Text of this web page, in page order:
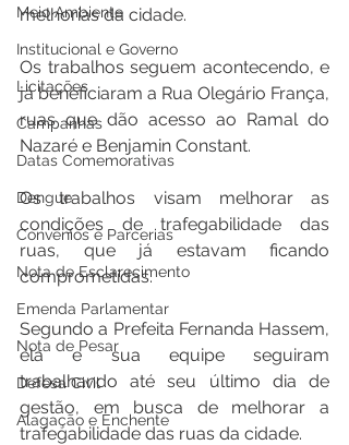
Meio Ambiente
Institucional e Governo
Licitações
Campanhas
Datas Comemorativas
Dengue
Convênios e Parcerias
Nota de Esclarecimento
Emenda Parlamentar
Nota de Pesar
Defesa Civil
Alagação e Enchente
melhorias da cidade.
Os trabalhos seguem acontecendo, e
já beneficiaram a Rua Olegário França,
ruas que dão acesso ao Ramal do
Nazaré e Benjamin Constant.
Os trabalhos visam melhorar as
condições de trafegabilidade das
ruas, que já estavam ficando
comprometidas.
Segundo a Prefeita Fernanda Hassem,
ela e sua equipe seguiram
trabalhando até seu último dia de
gestão, em busca de melhorar a
trafegabilidade das ruas da cidade.